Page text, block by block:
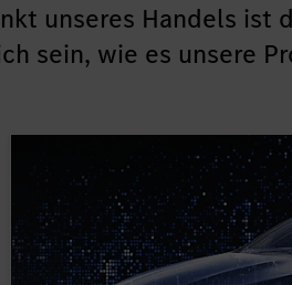
unseres Handels ist
sein, wie es unsere